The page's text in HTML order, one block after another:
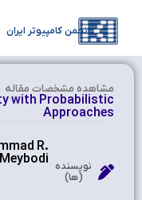
انجمن کامپیوتر ایران
مشاهده‌ مشخصات مقاله
with Probabilistic
Approaches
R.
Meybodi نویسنده
(ها)